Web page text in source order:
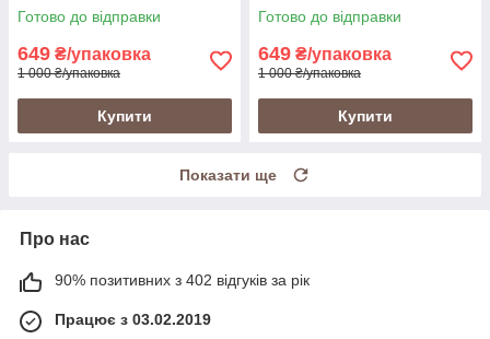
Готово до відправки
649 ₴/упаковка
1 000 ₴/упаковка
Купити
Готово до відправки
649 ₴/упаковка
1 000 ₴/упаковка
Купити
Показати ще
Про нас
90% позитивних з 402 відгуків за рік
Працює з 03.02.2019